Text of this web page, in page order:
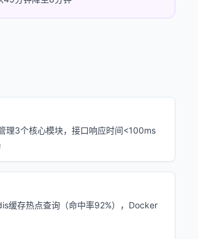
理3个核心模块，接口响应时间<100ms
缓存热点查询（命中率92%），Docker